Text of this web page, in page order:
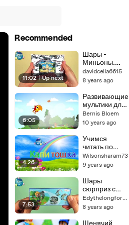
Recommended
11:02 | Up next
Шары -
Миньоны.
Пакетики с
игрушками
Minions.
Minions
surprise blind
bags toys.
Unboxing.
davidcelia6615
8 years ago
6:05
Развивающие
мультики для
детей от года
Baby U День и
обучающие
мультфильмы
для малыш
Bernis Bloem
10 years ago
4:26
Учимся
читать по
слогам из
серии Маша и
Урок 2.
Surprise Egg
Learn-A-
Word!
Wilsonsharam73
9 years ago
7:53
Шары
сюрприз с
Лунтиком.
The Balloons
Show.
Edythelongford76
8 years ago